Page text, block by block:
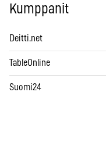
Kumppanit
Deitti.net
TableOnline
Suomi24